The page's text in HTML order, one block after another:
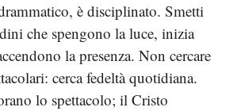
è disciplinato. Smetti
che spengono la luce, inizia
la presenza. Non cercare
cerca fedeltà quotidiana.
lo spettacolo; il Cristo